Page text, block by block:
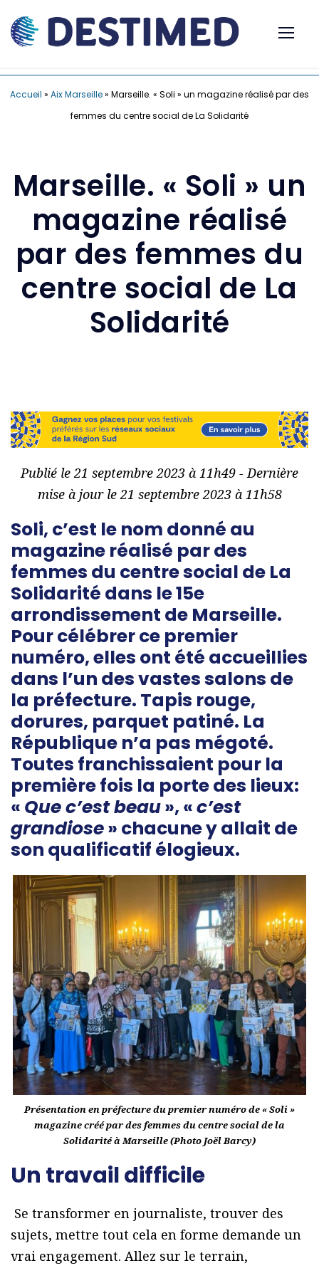
Accueil » Aix Marseille» Marseille. « Soli » un magazine réalisé par des
femmes du centre social de La Solidarité
Marseille. « Soli » un
magazine réalisé
par des femmes du
centre social de La
Solidarité
Publié le 21 septembre 2023 à 11h49 - Dernière
mise à jour le 21 septembre 2023 à 11h58
Soli, c’est le nom donné au
magazine réalisé par des
femmes du centre social de La
Solidarité dans le 15e
arrondissement de Marseille.
Pour célébrer ce premier
numéro, elles ont été accueillies
dans l’un des vastes salons de
la préfecture. Tapis rouge,
dorures, parquet patiné. La
République n’a pas mégoté.
Toutes franchissaient pour la
première fois la porte des lieux:
« Que c’est beau», «c’est
grandiose» chacune y allait de
son qualificatif élogieux.
Présentation en préfecture du premier numéro de « Soli »
magazine créé par des femmes du centre social de la
Solidarité à Marseille (Photo Joël Barcy)
Un travail difficile
Se transformer en journaliste, trouver des
sujets, mettre tout cela en forme demande un
vrai engagement. Allez sur le terrain,